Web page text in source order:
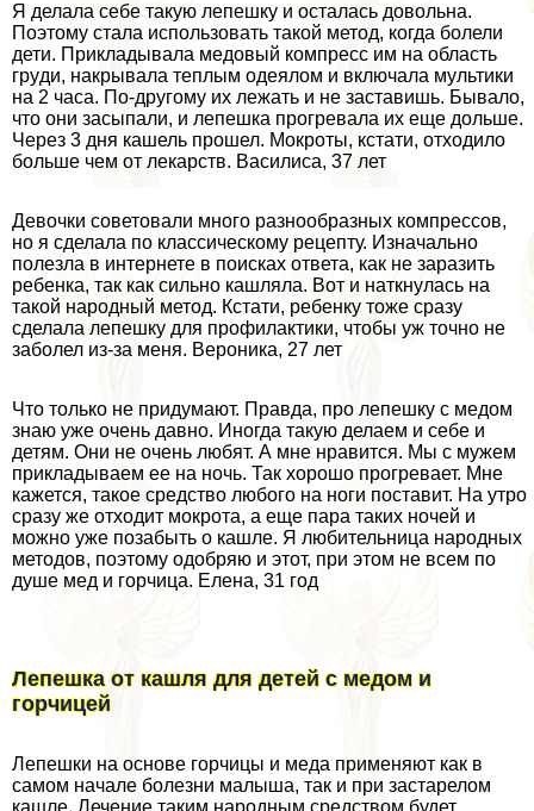
Я делала себе такую лепешку и осталась довольна.
Поэтому стала использовать такой метод, когда болели
дети. Прикладывала медовый компресс им на область
гpyди, накрывала теплым одеялом и включала мультики
на 2 часа. По-другому их лежать и не заставишь. Бывало,
что они засыпали, и лепешка прогревала их еще дольше.
Через 3 дня кашель прошел. Мокроты, кстати, отходило
больше чем от лекарств. Василиса, 37 лет
Девочки советовали много разнообразных компрессов,
но я сделала по классическому рецепту. Изначально
полезла в интернете в поисках ответа, как не заразить
ребенка, так как сильно кашляла. Вот и наткнулась на
такой народный метод. Кстати, ребенку тоже сразу
сделала лепешку для профилактики, чтобы уж точно не
заболел из-за меня. Вероника, 27 лет
Что только не придумают. Правда, про лепешку с медом
знаю уже очень давно. Иногда такую делаем и себе и
детям. Они не очень любят. А мне нравится. Мы с мужем
прикладываем ее на ночь. Так хорошо прогревает. Мне
кажется, такое средство любого на ноги поставит. На утро
сразу же отходит мокрота, а еще пара таких ночей и
можно уже позабыть о кашле. Я любительница народных
методов, поэтому одобряю и этот, при этом не всем по
душе мед и горчица. Елена, 31 год
Лепешка от кашля для детей с медом и
горчицей
Лепешки на основе горчицы и меда применяют как в
самом начале болезни малыша, так и при застарелом